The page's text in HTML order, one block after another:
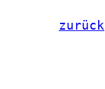
zurück